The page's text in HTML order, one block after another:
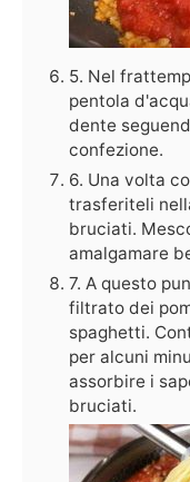
5. Nel
pentola
dente
confezione.
6. Una volta
trasferiteli
bruciati.
amalgamare
7. A questo
filtrato dei
spaghetti.
per alcuni
assorbire i
bruciati.